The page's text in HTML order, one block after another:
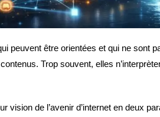
peuvent être orientées et qui ne sont
Trop souvent, elles
vision de l’avenir d’internet en deux